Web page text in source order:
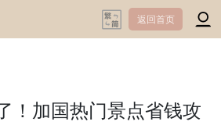
返回首页
！加国热门景点省钱攻